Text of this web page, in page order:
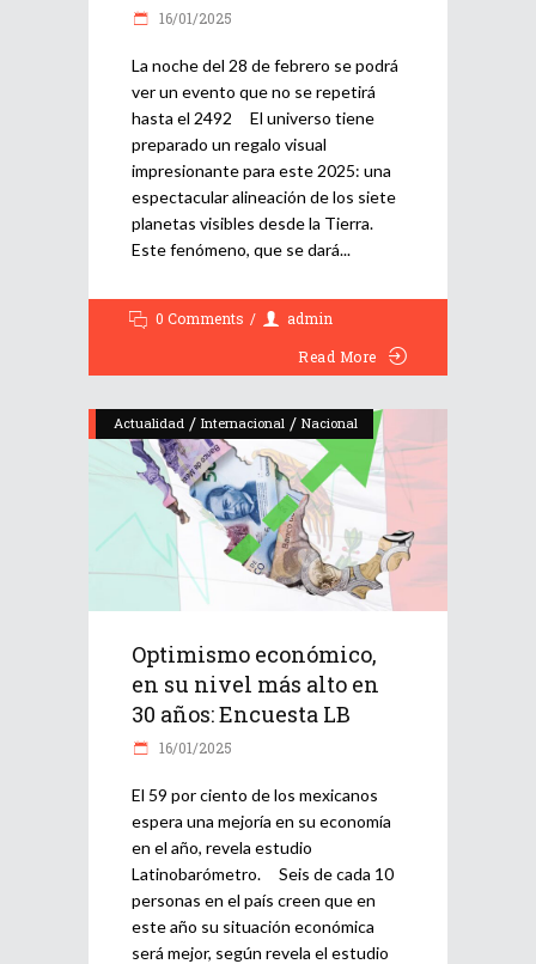
16/01/2025
La noche del 28 de febrero se podrá
ver un evento que no se repetirá
hasta el 2492 El universo tiene
preparado un regalo visual
impresionante para este 2025: una
espectacular alineación de los siete
planetas visibles desde la Tierra.
Este fenómeno, que se dará
0 Comments
admin
Read More
Actualidad / Internacional / Nacional
Optimismo económico,
en su nivel más alto en
30 años: Encuesta LB
16/01/2025
El 59 por ciento de los mexicanos
espera una mejoría en su economía
en el año, revela estudio
Latinobarómetro. Seis de cada 10
personas en el país creen que en
este año su situación económica
será mejor, según revela el estudio